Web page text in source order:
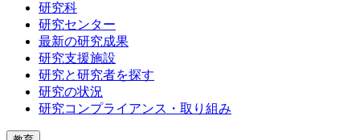
研究科
研究センター
最新の研究成果
研究支援施設
研究と研究者を探す
研究の状況
研究コンプライアンス・取り組み